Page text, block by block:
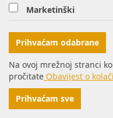
05.06.2025. Neplanirani
Virovitica
05.06.2025. Neplanirani
Ordanja
06.06.2025. Planirani
Marketinški
Prihvaćam odabrane
Na ovoj mrežnoj stranci
pročitate Obavijest o
Prihvaćam sve